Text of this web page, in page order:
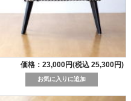
価格：23,000円(税込 25,300円)